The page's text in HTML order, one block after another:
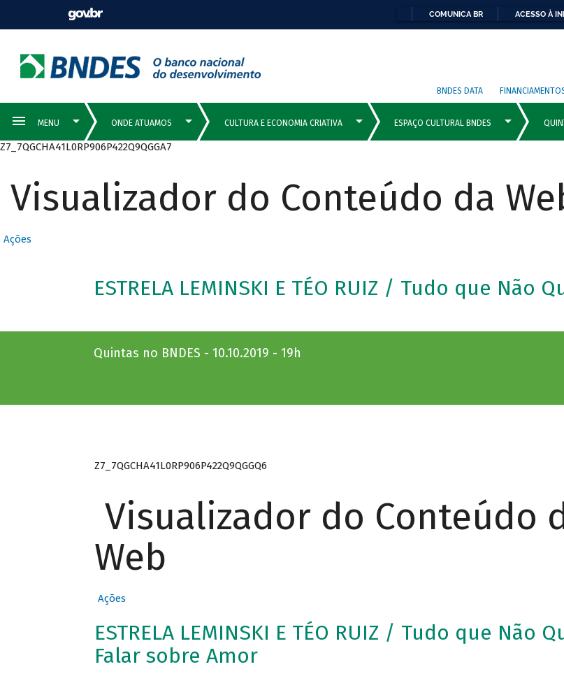
COMUNICA BR ACESSO À
BNDES DATA
Z7_7QGCHA41L0RP906P422Q9QGGA7
Visualizador do Conteúdo da
Ações
ESTRELA LEMINSKI E TÉO RUIZ / Tudo que Não
Quintas no BNDES - 10.10.2019 - 19h
Z7_7QGCHA41L0RP906P422Q9QGGQ6
Visualizador do Conteúdo
Web
Ações
ESTRELA LEMINSKI E TÉO RUIZ / Tudo que Não
Falar sobre Amor